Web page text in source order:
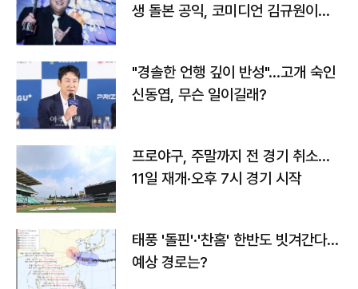
생 돌본 공익, 코미디언 김규원이었
"경솔한 언행 깊이 반성"…고개 숙인
신동엽, 무슨 일이길래?
프로야구, 주말까지 전 경기 취소…
11일 재개·오후 7시 경기 시작
태풍 '돌핀'·'찬홈' 한반도 빗겨간다…
예상 경로는?